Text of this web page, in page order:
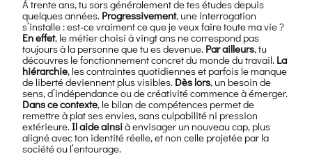
À trente ans, tu sors généralement de tes études depuis
quelques années. Progressivement, une interrogation
s’installe : est-ce vraiment ce que je veux faire toute ma vie ?
En effet, le métier choisi à vingt ans ne correspond pas
toujours à la personne que tu es devenue. Par ailleurs, tu
découvres le fonctionnement concret du monde du travail. La
hiérarchie, les contraintes quotidiennes et parfois le manque
de liberté deviennent plus visibles. Dès lors, un besoin de
sens, d’indépendance ou de créativité commence à émerger.
Dans ce contexte, le bilan de compétences permet de
remettre à plat ses envies, sans culpabilité ni pression
extérieure.Il aide ainsià envisager un nouveau cap, plus
aligné avec ton identité réelle, et non celle projetée par la
société ou l’entourage.